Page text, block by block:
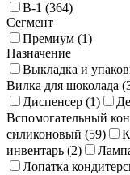
В-1 (364)
Сегмент
Премиум (1)
Назначение
Выкладка и
Вилка для шоколада (
Диспенсер (1)
Вспомогательный
силиконовый (59)
инвентарь (2)
Лопатка